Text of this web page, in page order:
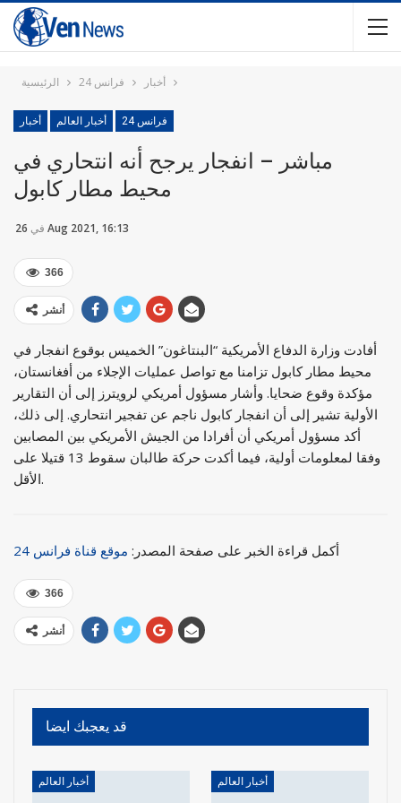
الرئيسية فرانس 24 أخبار
أخبار أخبار العالم فرانس 24
مباشر – انفجار يرجح أنه انتحاري في
محيط مطار كابول
في 26 Aug 2021, 16:13
366
أنشر
أفادت وزارة الدفاع الأمريكية “البنتاغون” الخميس بوقوع انفجار في
محيط مطار كابول تزامنا مع تواصل عمليات الإجلاء من أفغانستان،
مؤكدة وقوع ضحايا. وأشار مسؤول أمريكي لرويترز إلى أن التقارير
الأولية تشير إلى أن انفجار كابول ناجم عن تفجير انتحاري. إلى ذلك،
أكد مسؤول أمريكي أن أفرادا من الجيش الأمريكي بين المصابين
وفقا لمعلومات أولية، فيما أكدت حركة طالبان سقوط 13 قتيلا على
الأقل.
أكمل قراءة الخبر على صفحة المصدر: موقع قناة فرانس 24
366
أنشر
قد يعجبك ايضا
أخبار العالم أخبار العالم